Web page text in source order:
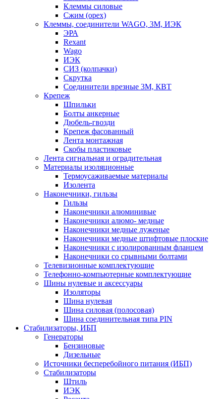
Клеммы силовые
Сжим (орех)
Клеммы, соединители WAGO, 3M, ИЭК
ЭРА
Rexant
Wago
ИЭК
СИЗ (колпачки)
Скрутка
Соединители врезные 3M, КВТ
Крепеж
Шпильки
Болты анкерные
Дюбель-гвозди
Крепеж фасованный
Лента монтажная
Скобы пластиковые
Лента сигнальная и оградительная
Материалы изоляционные
Термоусаживаемые матeриалы
Изолента
Наконечники, гильзы
Гильзы
Наконечники алюминивые
Наконечники алюмо- медные
Наконечники медные луженые
Наконечники медные штифтовые плоские
Наконечники с изолированным фланцем
Наконечники со срывными болтами
Телевизионные комплектующие
Телефонно-компьютерные комплектующие
Шины нулевые и аксессуары
Изоляторы
Шина нулевая
Шина силовая (полосовая)
Шина соединительная типа PIN
Стабилизаторы, ИБП
Генераторы
Бензиновые
Дизельные
Источники бесперебойного питания (ИБП)
Стабилизаторы
Штиль
ИЭК